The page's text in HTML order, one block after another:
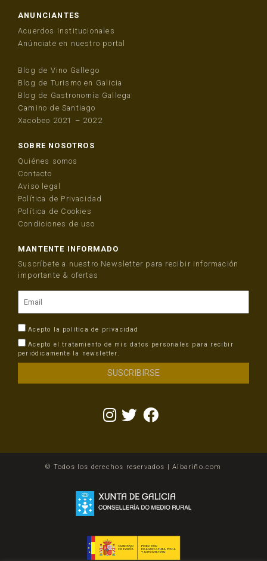
ANUNCIANTES
Acuerdos Institucionales
Anúnciate en nuestro portal
Blog de Vino Gallego
Blog de Turismo en Galicia
Blog de Gastronomía Gallega
Camino de Santiago
Xacobeo 2021 – 2022
SOBRE NOSOTROS
Quiénes somos
Contacto
Aviso legal
Política de Privacidad
Política de Cookies
Condiciones de uso
MANTENTE INFORMADO
Suscríbete a nuestro Newsletter para recibir información
importante & ofertas
Acepto la política de privacidad
Acepto el tratamiento de mis datos personales para recibir
periódicamente la newsletter.
© Todos los derechos reservados | Albariño.com